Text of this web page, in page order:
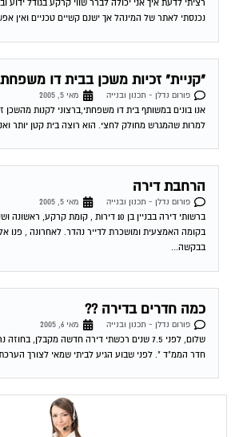
"קניית" זכיות משכן בבית דו
פורום נדלן - תכנון ובנייה
מאי 5, 2005
אנו בונים במשותף בית דו משפחתי,ברצוני לקנות מהשכן
למרות שהמגרש מחולק לחצי. הוא רוצה בית קטן יותר
הרחבת דירה
פורום נדלן - תכנון ובנייה
ברשותי דירה בבניין בן 10 דירות , קומת קרקע,
בקומה האמצעית ומושכרת לדייר נהדר. לאחרונה , פנו
בבקשה...
כמה חדרים בדירה ??
פורום נדלן - תכנון ובנייה
חדר הממ"ד ". לפני שבוע הגיע לביתי שמאי לצורך הערכת